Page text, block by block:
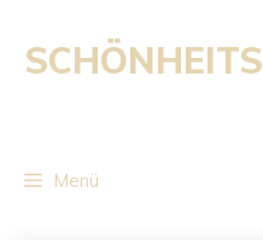
Inhalt
springen
Menü